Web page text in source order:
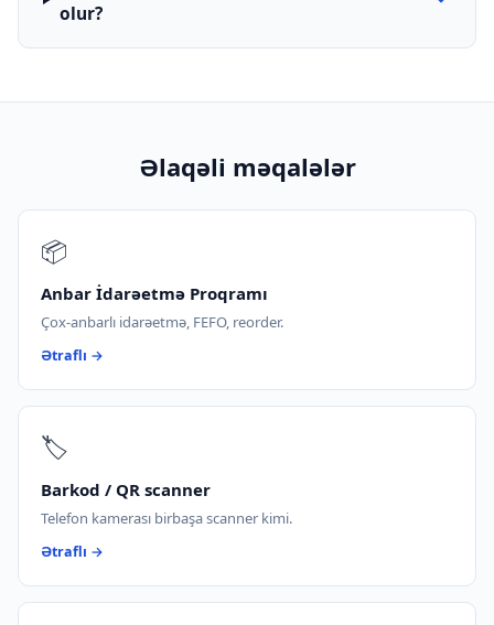
olur?
Əlaqəli məqalələr
📦
Anbar İdarəetmə Proqramı
Çox-anbarlı idarəetmə, FEFO, reorder.
Ətraflı →
🏷️
Barkod / QR scanner
Telefon kamerası birbaşa scanner kimi.
Ətraflı →